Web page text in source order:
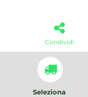
Condividi
Seleziona